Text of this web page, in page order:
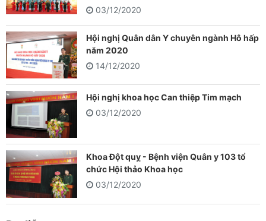
03/12/2020
Hội nghị Quân dân Y chuyên ngành Hô hấp
năm 2020
14/12/2020
Hội nghị khoa học Can thiệp Tim mạch
03/12/2020
Khoa Đột quỵ - Bệnh viện Quân y 103 tổ
chức Hội thảo Khoa học
03/12/2020